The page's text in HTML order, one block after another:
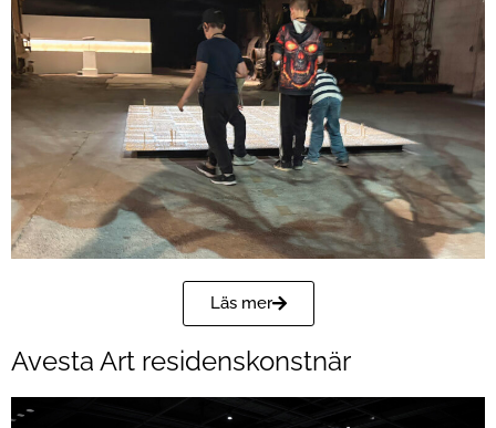
Läs mer
Avesta Art residenskonstnär